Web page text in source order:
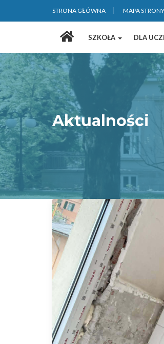
STRONA GŁÓWNA MAPA STRONY
główna
SZKOŁA DLA
Aktualności